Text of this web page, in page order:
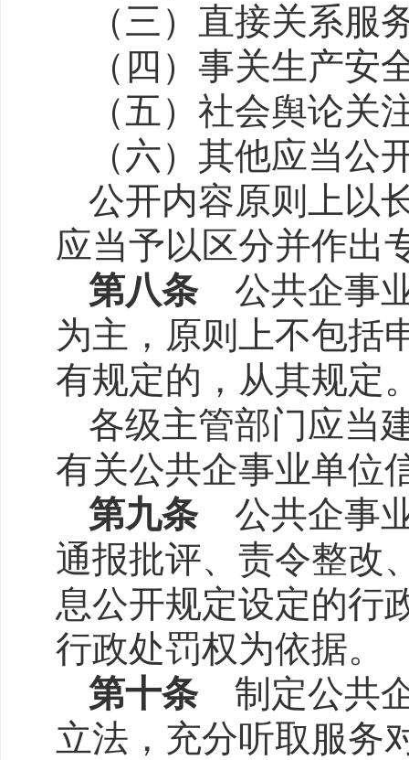
（三）直接关系服
（四）事关生产安
（五）社会舆论关
（六）其他应当公
公开内容原则上以
应当予以区分并作出
第八条公共企事业
为主，原则上不包括
有规定的，从其规定
各级主管部门应当
有关公共企事业单位
第九条公共企事业
通报批评、责令整改
息公开规定设定的行
行政处罚权为依据。
第十条制定公共企
立法，充分听取服务